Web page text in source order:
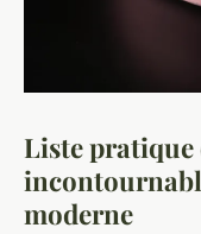
Liste pratique
moderne